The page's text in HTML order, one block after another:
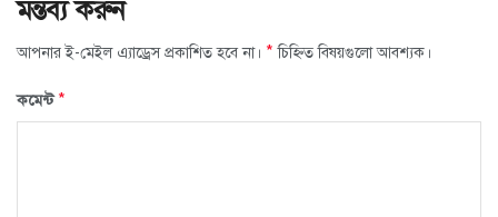
মন্তব্য করুন
আপনার ই-মেইল এ্যাড্রেস প্রকাশিত হবে না। * চিহ্নিত বিষয়গুলো আবশ্যক।
কমেন্ট*